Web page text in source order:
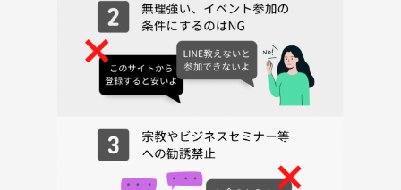
ゃべりなど、主催から注意をする場合がございます。
・その他お困り事がありましたら、お気軽に主催までご連絡ください。
みなさんが最大限楽しめるよう、全力でサポートさせていただきます！
その他ご不明点などありましたらお気軽にご連絡ください！
みんなで最高のボードゲーム体験をつくりましょう！！